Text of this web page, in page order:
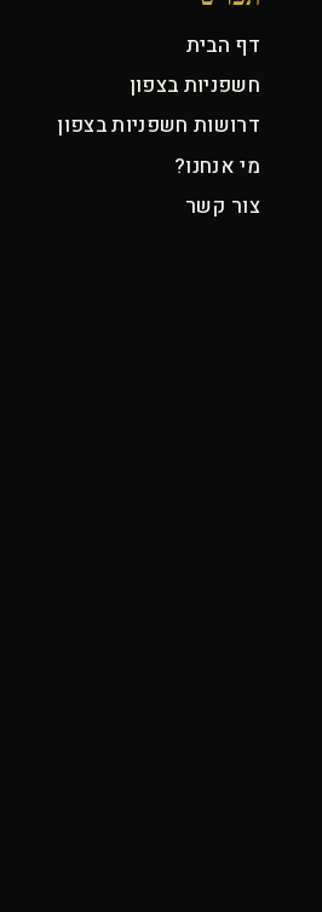
דף הבית
חשפניות בצפון
דרושות חשפניות בצפון
מי אנחנו?
צור קשר